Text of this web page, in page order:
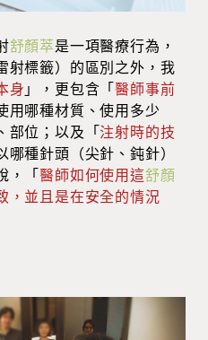
舒顏萃是一項醫療行為，
射標籤）的區別之外，我
身 」，更包含「醫師事前
用哪種材質、使用多少
部位；以及「注射時的技
種針頭（尖針、鈍針）
，「醫師如何使用這舒顏
，並且是在安全的情況